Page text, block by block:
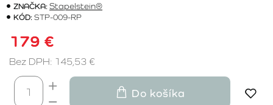
ZNAČKA:Stapelstein®
KÓD:STP-009-RP
179 €
Bez DPH: 145,53 €
Do košíka